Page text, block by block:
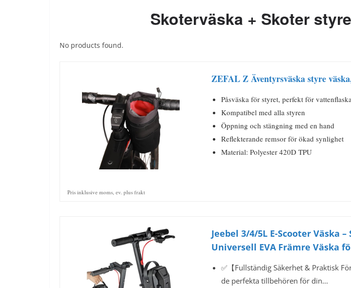
Skoterväska + Skoter
No products found.
ZEFAL Z Äventyrsväska styre
Påsväska för styret, perfekt för
Kompatibel med alla styren
Öppning och stängning med en hand
Reflekterande remsor för ökad synlighet
Material: Polyester 420D TPU
Pris inklusive moms, ev. plus frakt
Jeebel 3/4/5L E-Scooter Väska
Universell EVA Främre Väska
✅【Fullständig Säkerhet & Praktisk
de perfekta tillbehören för din...